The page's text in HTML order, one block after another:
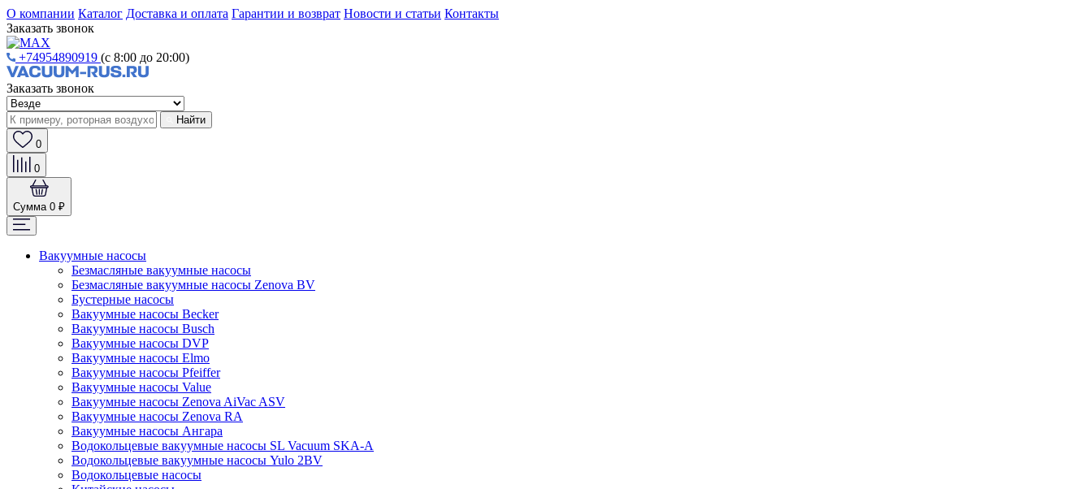
О компании Каталог Доставка и оплата Гарантии и возврат Новости и статьи Контакты
Заказать звонок
+74954890919 (с 8:00 до 20:00)
Заказать звонок
Найти
0
0
Сумма 0 ₽
Вакуумные насосы
Безмасляные вакуумные насосы
Безмасляные вакуумные насосы Zenova BV
Бустерные насосы
Вакуумные насосы Becker
Вакуумные насосы Busch
Вакуумные насосы DVP
Вакуумные насосы Elmo
Вакуумные насосы Pfeiffer
Вакуумные насосы Value
Вакуумные насосы Zenova AiVac ASV
Вакуумные насосы Zenova RA
Вакуумные насосы Ангара
Водокольцевые вакуумные насосы SL Vacuum SKA-A
Водокольцевые вакуумные насосы Yulo 2BV
Водокольцевые насосы